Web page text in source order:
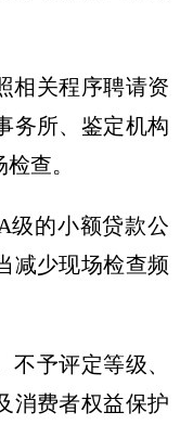
相关程序聘请资
务所、鉴定机构
查。
的小额贷款公
减少现场检查频
予评定等级、
消费者权益保护